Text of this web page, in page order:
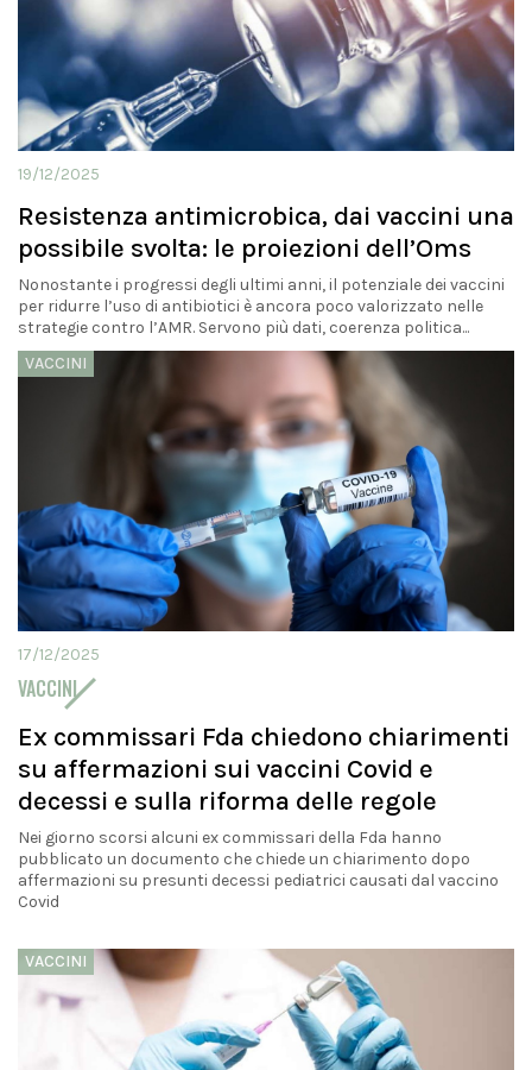
19/12/2025
Resistenza antimicrobica, dai vaccini una
possibile svolta: le proiezioni dell’Oms
Nonostante i progressi degli ultimi anni, il potenziale dei vaccini
per ridurre l’uso di antibiotici è ancora poco valorizzato nelle
strategie contro l’AMR. Servono più dati, coerenza politica...
VACCINI
17/12/2025
VACCINI
Ex commissari Fda chiedono chiarimenti
su affermazioni sui vaccini Covid e
decessi e sulla riforma delle regole
Nei giorno scorsi alcuni ex commissari della Fda hanno
pubblicato un documento che chiede un chiarimento dopo
affermazioni su presunti decessi pediatrici causati dal vaccino
Covid
VACCINI